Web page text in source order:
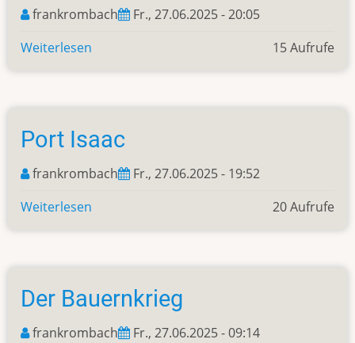
frankrombach
Fr., 27.06.2025 - 20:05
Weiterlesen
15 Aufrufe
Port Isaac
frankrombach
Fr., 27.06.2025 - 19:52
Weiterlesen
20 Aufrufe
Der Bauernkrieg
frankrombach
Fr., 27.06.2025 - 09:14